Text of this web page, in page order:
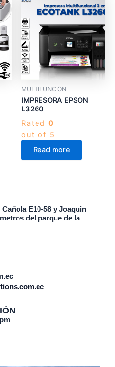
MULTIFUNCION
IMPRESORA EPSON
L3260
Rated 0
out of 5
Read more
E10-58 y Joaquin
del parque de la